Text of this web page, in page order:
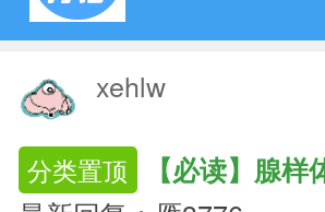
xehlw
分类置顶
【必读】腺